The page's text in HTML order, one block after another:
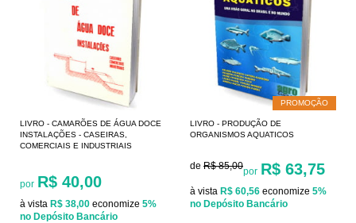
LIVRO - CAMARÕES DE ÁGUA DOCE
INSTALAÇÕES - CASEIRAS,
COMERCIAIS E INDUSTRIAIS
por R$ 40,00
à vista R$ 38,00 economize 5%
no Depósito Bancário
PROMOÇÃO
LIVRO - PRODUÇÃO DE
ORGANISMOS AQUATICOS
de R$ 85,00por R$ 63,75
à vista R$ 60,56 economize 5%
no Depósito Bancário